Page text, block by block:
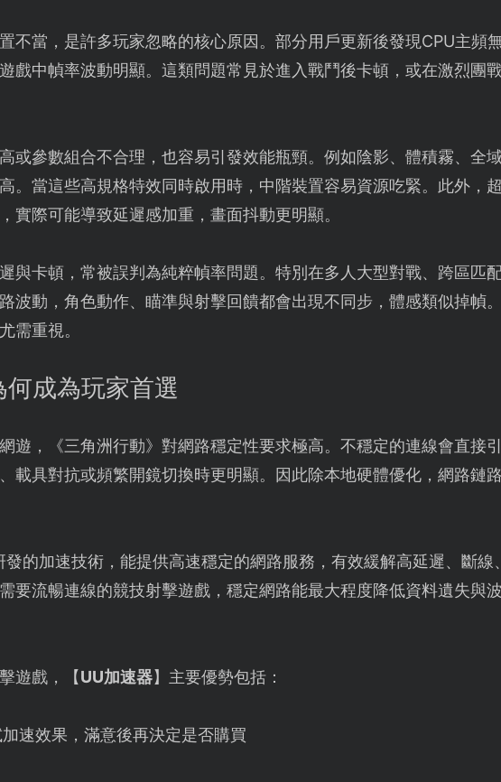
不當，是許多玩家忽略的核心原因。部分用戶更新後發現CPU主頻
戲中幀率波動明顯。這類問題常見於進入戰鬥後卡頓，或在激烈團
或參數組合不合理，也容易引發效能瓶頸。例如陰影、體積霧、全
。當這些高規格特效同時啟用時，中階裝置容易資源吃緊。此外，
實際可能導致延遲感加重，畫面抖動更明顯。
與卡頓，常被誤判為純粹幀率問題。特別在多人大型對戰、跨區匹
波動，角色動作、瞄準與射擊回饋都會出現不同步，體感類似掉幀
需重視。
何成為玩家首選
遊，《三角洲行動》對網路穩定性要求極高。不穩定的連線會直接引
載具對抗或頻繁開鏡切換時更明顯。因此除本地硬體優化，網路鏈
發的加速技術，能提供高速穩定的網路服務，有效緩解高延遲、斷線
要流暢連線的競技射擊遊戲，穩定網路能最大程度降低資料遺失與
遊戲，【UU加速器】主要優勢包括：
速效果，滿意後再決定是否購買